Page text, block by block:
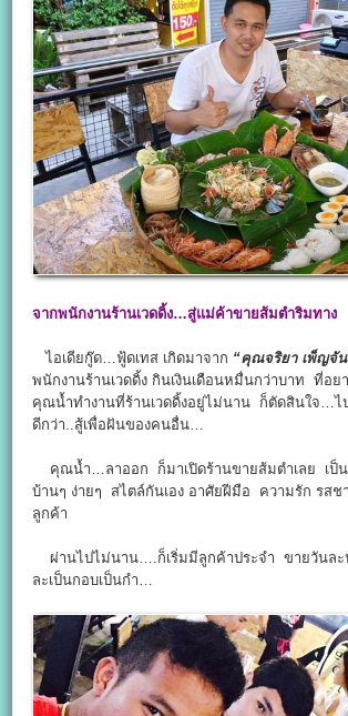
จากพนักงานร้านเวดดิ้ง…สู่แม่ค้าขายส้มตำริมทาง
ไอเดียกู๊ด…ฟู้ดเทส เกิดมาจาก “คุณจริยา เพ็ญจัน
พนักงานร้านเวดดิ้ง กินเงินเดือนหมื่นกว่าบาท ที่อ
คุณน้ำทำงานที่ร้านเวดดิ้งอยู่ไม่นาน ก็ตัดสินใจ…ไป
ดีกว่า..สู้เพื่อฝันของคนอื่น…
คุณน้ำ…ลาออก ก็มาเปิดร้านขายส้มตำเลย เป็น
บ้านๆ ง่ายๆ สไตล์กันเอง อาศัยฝีมือ ความรัก รสช
ลูกค้า
ผ่านไปไม่นาน….ก็เริ่มมีลูกค้าประจำ ขายวันล
ละเป็นกอบเป็นกำ…